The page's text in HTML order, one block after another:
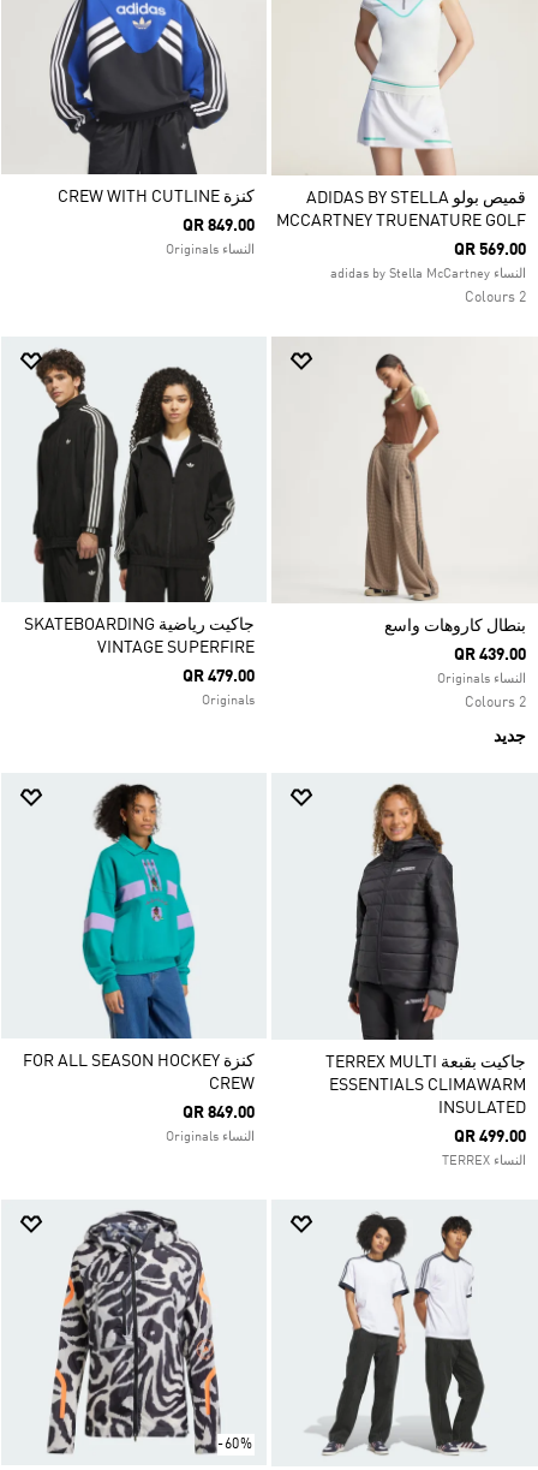
قميص بولو ADIDAS BY STELLA
MCCARTNEY TRUENATURE GOLF
QR 569.00
النساء adidas by Stella McCartney
2 Colours
كنزة CREW WITH CUTLINE
QR 849.00
النساء Originals
بنطال كاروهات واسع
QR 439.00
النساء Originals
2 Colours
جديد
جاكيت رياضية SKATEBOARDING
VINTAGE SUPERFIRE
QR 479.00
Originals
جاكيت بقبعة TERREX MULTI
ESSENTIALS CLIMAWARM
INSULATED
QR 499.00
النساء TERREX
كنزة FOR ALL SEASON HOCKEY
CREW
QR 849.00
النساء Originals
-60%